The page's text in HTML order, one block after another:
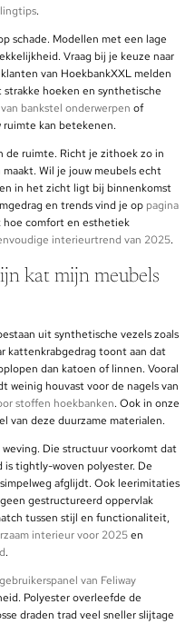
.
schade. Modellen met een lage
Vraag bij je keuze naar
van HoekbankXXL melden
hoeken en synthetische
bankstel onderwerpen of
ruimte kan betekenen.
de ruimte. Richt je zithoek zo in
Wil je jouw meubels echt
in het zicht ligt bij binnenkomst
en trends vind je op pagina
hoe comfort en esthetiek
interieurtrend van 2025.
kat mijn meubels
uit synthetische vezels zoals
kattenkrabgedrag toont aan dat
dan katoen of linnen. Vooral
weinig houvast voor de nagels van
stoffen hoekbanken. Ook in onze
van deze duurzame materialen.
Die structuur voorkomt dat
is tightly-woven polyester. De
afglijdt. Ook leerimitaties
gestructureerd oppervlak
tussen stijl en functionaliteit,
interieur voor 2025en
.
gebruikerspanel van Feliway
Polyester overleefde de
draden trad veel sneller slijtage